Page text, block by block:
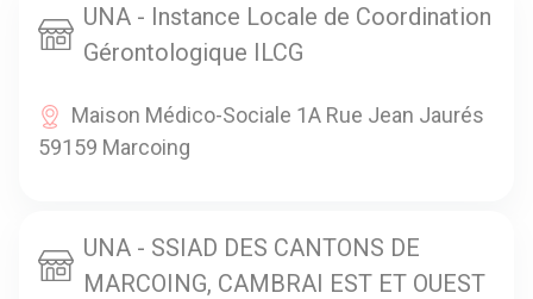
UNA - Instance Locale de Coordination
Gérontologique ILCG
Maison Médico-Sociale 1A Rue Jean Jaurés
59159 Marcoing
UNA - SSIAD DES CANTONS DE
MARCOING, CAMBRAI EST ET OUEST